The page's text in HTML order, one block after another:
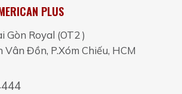
PLUS
Gòn Royal (OT2 )
Vân Đồn, P.Xóm Chiếu, HCM